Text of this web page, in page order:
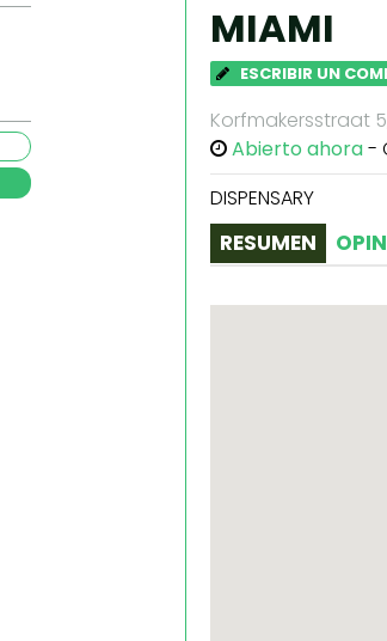
MIAMI
ESCRIBIR UN
Korfmakersstraat
Abierto ahora-
DISPENSARY
RESUMEN